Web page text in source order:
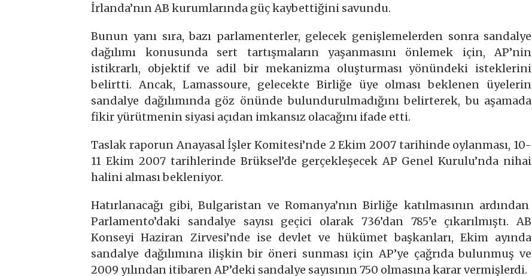
İrlanda’nın AB kurumlarında güç kaybettiğini savundu.
Bunun yanı sıra, bazı parlamenterler, gelecek genişlemelerden sonra sandalye
dağılımı konusunda sert tartışmaların yaşanmasını önlemek için, AP’nin
istikrarlı, objektif ve adil bir mekanizma oluşturması yönündeki isteklerini
belirtti. Ancak, Lamassoure, gelecekte Birliğe üye olması beklenen üyelerin
sandalye dağılımında göz önünde bulundurulmadığını belirterek, bu aşamada
fikir yürütmenin siyasi açıdan imkansız olacağını ifade etti.
Taslak raporun Anayasal İşler Komitesi’nde 2 Ekim 2007 tarihinde oylanması, 10-
11 Ekim 2007 tarihlerinde Brüksel’de gerçekleşecek AP Genel Kurulu’nda nihai
halini alması bekleniyor.
Hatırlanacağı gibi, Bulgaristan ve Romanya’nın Birliğe katılmasının ardından
Parlamento’daki sandalye sayısı geçici olarak 736’dan 785’e çıkarılmıştı. AB
Konseyi Haziran Zirvesi’nde ise devlet ve hükümet başkanları, Ekim ayında
sandalye dağılımına ilişkin bir öneri sunması için AP’ye çağrıda bulunmuş ve
2009 yılından itibaren AP’deki sandalye sayısının 750 olmasına karar vermişlerdi.